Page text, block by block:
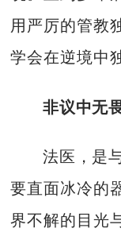
用严厉的管教
学会在逆境中
非议中无
法医，是
要直面冰冷的
界不解的目光